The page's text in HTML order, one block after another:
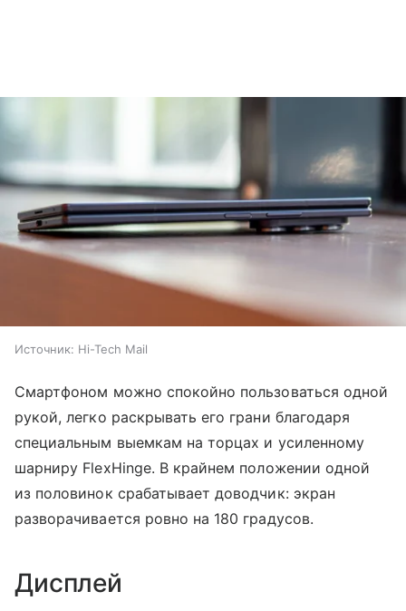
Источник: Hi-Tech Mail
Смартфоном можно спокойно пользоваться одной
рукой, легко раскрывать его грани благодаря
специальным выемкам на торцах и усиленному
шарниру FlexHinge. В крайнем положении одной
из половинок срабатывает доводчик: экран
разворачивается ровно на 180 градусов.
Дисплей